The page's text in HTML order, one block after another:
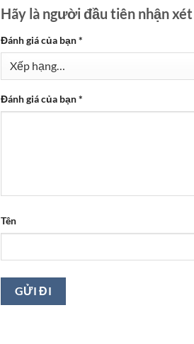
Hãy là người đầu tiên nhận
Đánh giá của bạn*
Đánh giá của bạn*
Tên